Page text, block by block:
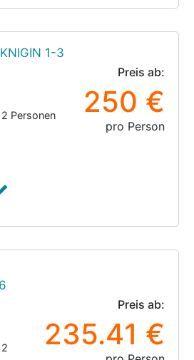
1-3
Personen
Preis ab:
250 €
pro Person
Preis ab:
235.41 €